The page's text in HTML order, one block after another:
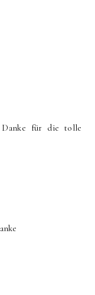
Danke für die tolle